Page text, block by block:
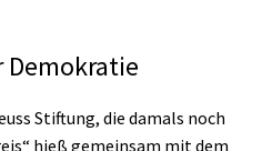
Demokratie
Stiftung, die damals noch
hieß gemeinsam mit dem